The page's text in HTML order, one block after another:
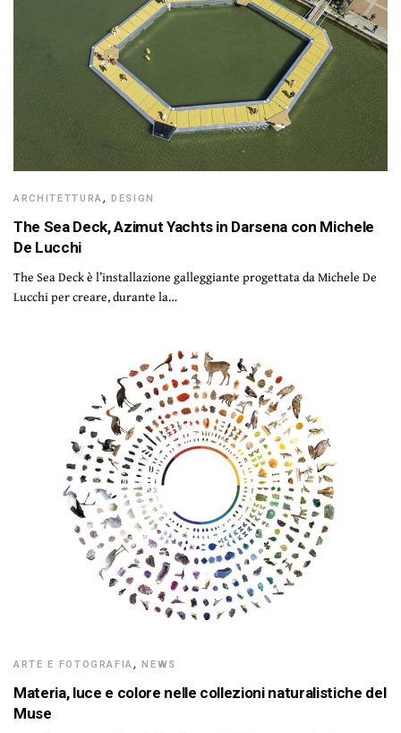
ARCHITETTURA, DESIGN
The Sea Deck, Azimut Yachts in Darsena con Michele
De Lucchi
The Sea Deck è l’installazione galleggiante progettata da Michele De
Lucchi per creare, durante la…
ARTE E FOTOGRAFIA, NEWS
Materia, luce e colore nelle collezioni naturalistiche del
Muse